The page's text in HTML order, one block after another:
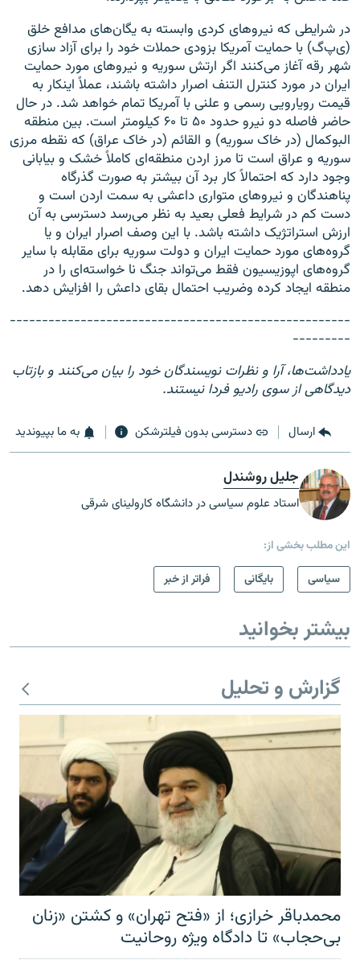
در شرایطی که نیروهای کردی وابسته به یگان‌های مدافع خلق
(ی‌پ‌گ) با حمایت آمریکا بزودی حملات خود را برای آزاد سازی
شهر رقه آغاز می‌کنند اگر ارتش سوریه و نیروهای مورد حمایت
ایران در مورد کنترل التنف اصرار داشته باشند، عملاً اینکار به
قیمت رویارویی رسمی و علنی با آمریکا تمام خواهد شد. در حال
حاضر فاصله دو نیرو حدود ۵۰ تا ۶۰ کیلومتر است. بین منطقه
البوکمال (در خاک سوریه) و القائم (در خاک عراق) که نقطه مرزی
سوریه و عراق است تا مرز اردن منطقه‌ای کاملاً خشک و بیابانی
وجود دارد که احتمالاً کار برد آن بیشتر به صورت گذرگاه
پناهندگان و نیروهای متواری داعشی به سمت اردن است و
دست کم در شرایط فعلی بعید به نظر می‌رسد دسترسی به آن
ارزش استراتژیک داشته باشد. با این وصف اصرار ایران و یا
گروه‌های مورد حمایت ایران و دولت سوریه برای مقابله با سایر
گروه‌های اپوزیسیون فقط می‌تواند جنگ نا خواسته‌ای را در
منطقه ایجاد کرده وضریب احتمال بقای داعش را افزایش دهد.
-----------------------------------------------------
---------
یادداشت‌ها، آرا و نظرات نویسندگان خود را بیان می‌کنند و بازتاب
دیدگاهی از سوی رادیو فردا نیستند.
ارسال دسترسی بدون فیلترشکن به ما بپیوندید
جلیل روشندل
استاد علوم سیاسی در دانشگاه کارولینای شرقی
این مطلب بخشی از:
سیاسی
بایگانی فراتر از خبر
بیشتر بخوانید
گزارش و تحلیل
محمدباقر خرازی؛ از «فتح تهران» و کشتن «زنان
بی‌حجاب» تا دادگاه ویژه روحانیت